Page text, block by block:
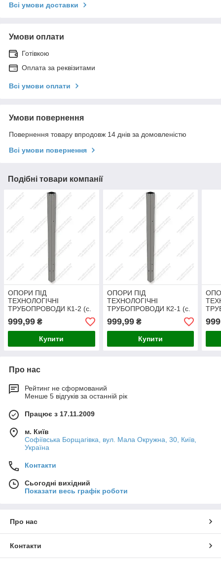
Всі умови доставки
Умови оплати
Готівкою
Оплата за реквізитами
Всі умови оплати
Умови повернення
Повернення товару впродовж 14 днів за домовленістю
Всі умови повернення
Подібні товари компанії
ОПОРИ ПІД
ТЕХНОЛОГІЧНІ
ТРУБОПРОВОДИ К1-2 (с.
3.015-1/92 ст. II-1).
Доставка в будь-яку точку
України.
999,99 ₴
Купити
ОПОРИ ПІД
ТЕХНОЛОГІЧНІ
ТРУБОПРОВОДИ К2-1 (с.
3.015-1/92 ст. II-1).
Доставка в будь-яку точку
України.
999,99₴
Купити
Про нас
Рейтинг не сформований
Менше 5 відгуків за останній рік
Працює з 17.11.2009
м. Київ
Софіївська Борщагівка, вул. Мала Окружна, 30, Київ,
Україна
Контакти
Сьогодні вихідний
Показати весь графік роботи
Про нас
Контакти